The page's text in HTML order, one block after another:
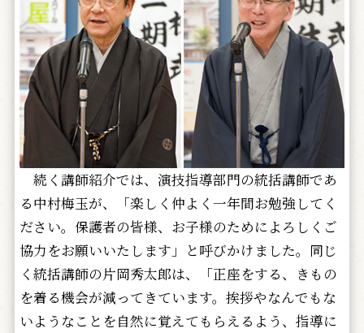
続く講師紹介では、演技指導部門の統括講師であ
る中村梅玉が、「楽しく仲よく一年間お勉強してく
ださい。保護者の皆様、お子様のためによろしくご
協力をお願いいたします」と呼びかけました。同じ
く統括講師の片岡秀太郎は、「正座をする、きもの
を着る機会が減ってきています。挨拶やなんでもな
いようなことを自然に覚えてもらえるよう、指導に